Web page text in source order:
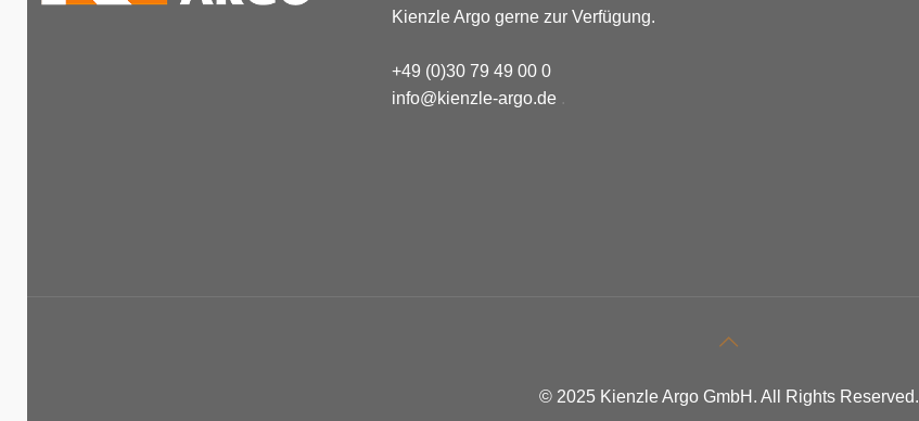
Kienzle Argo gerne zur Verfügung.
+49 (0)30 79 49 00 0
info@kienzle-argo.de .
© 2025 Kienzle Argo GmbH. All Rights Reserved.